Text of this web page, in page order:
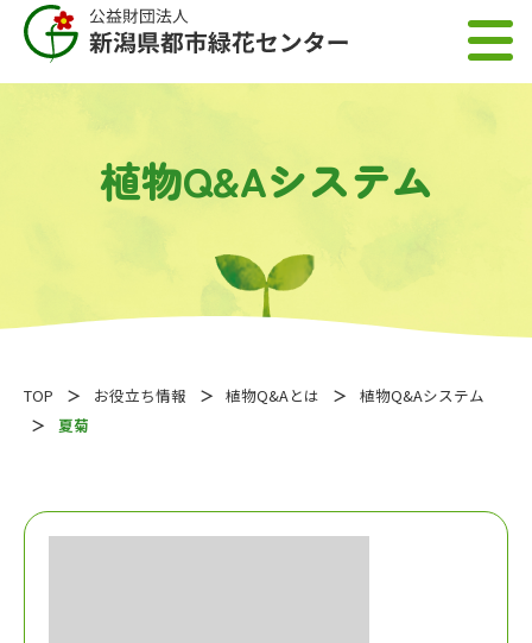
植物Q&Aシステム
TOP お役立ち情報 植物Q&Aとは
植物Q&Aシステム
夏菊